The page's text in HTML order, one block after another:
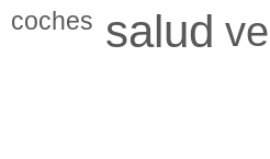
salud
coches